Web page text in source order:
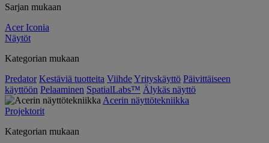
Sarjan mukaan
Acer Iconia
Näytöt
Kategorian mukaan
Predator Kestäviä tuotteita ViihdeYrityskäyttö Päivittäiseen
käyttöön Pelaaminen SpatialLabs™ Älykäs näyttö
Acerin näyttötekniikka
Projektorit
Kategorian mukaan